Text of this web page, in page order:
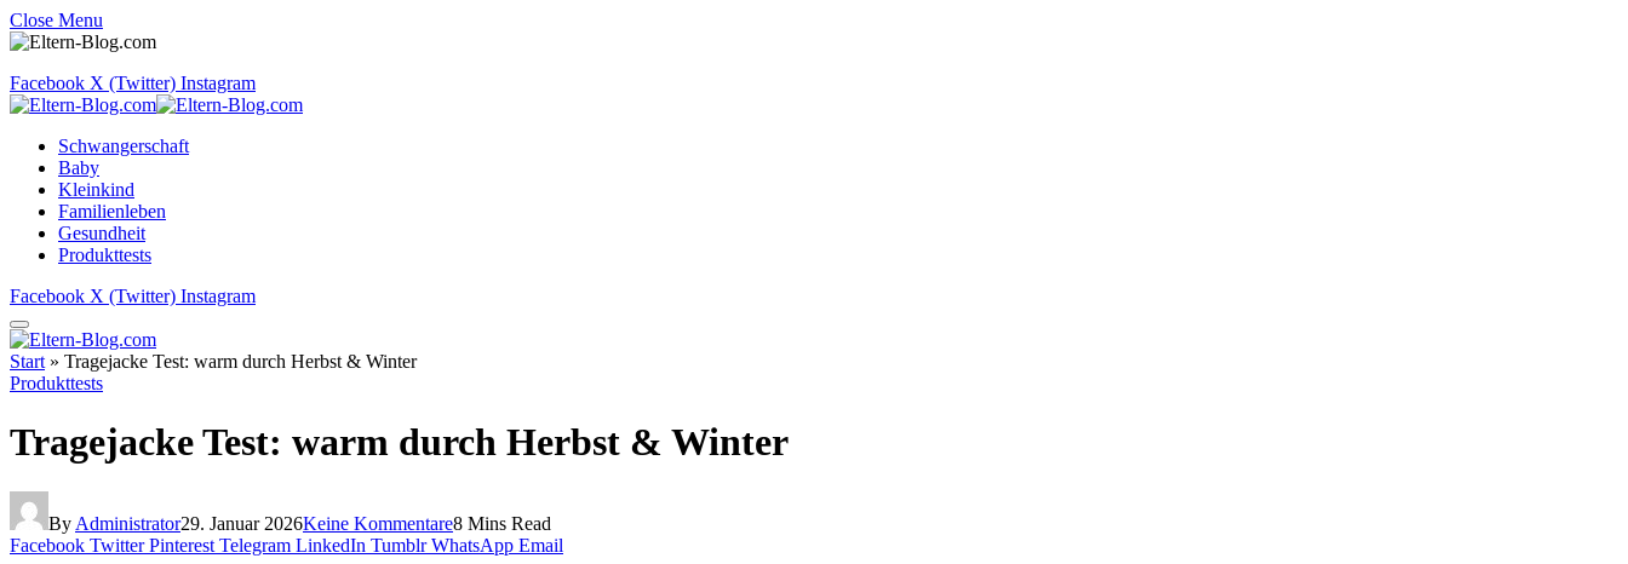
Close Menu
Facebook X (Twitter) Instagram
Schwangerschaft
Baby
Kleinkind
Familienleben
Gesundheit
Produkttests
Facebook X (Twitter) Instagram
Start » Tragejacke Test: warm durch Herbst & Winter
Produkttests
Tragejacke Test: warm durch Herbst & Winter
By Administrator29. Januar 2026Keine Kommentare8 Mins Read
Facebook Twitter Pinterest Telegram LinkedIn Tumblr WhatsApp Email